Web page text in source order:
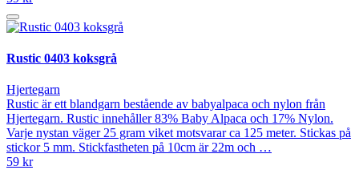
Rustic 0403 koksgrå
Hjertegarn
Rustic är ett blandgarn bestående av babyalpaca och nylon från
Hjertegarn. Rustic innehåller 83% Baby Alpaca och 17% Nylon.
Varje nystan väger 25 gram viket motsvarar ca 125 meter. Stickas på
stickor 5 mm. Stickfastheten på 10cm är 22m och …
59 kr